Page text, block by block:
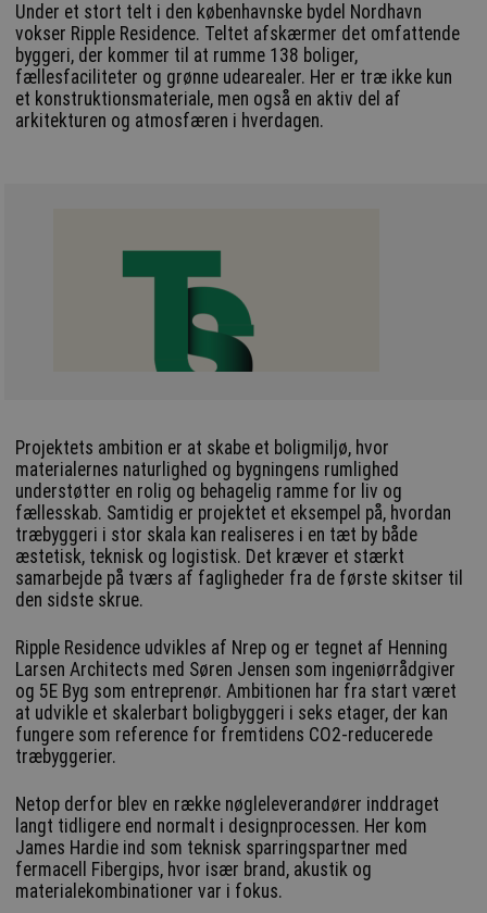
Under et stort telt i den københavnske bydel Nordhavn
vokser Ripple Residence. Teltet afskærmer det omfattende
byggeri, der kommer til at rumme 138 boliger,
fællesfaciliteter og grønne udearealer. Her er træ ikke kun
et konstruktionsmateriale, men også en aktiv del af
arkitekturen og atmosfæren i hverdagen.
Projektets ambition er at skabe et boligmiljø, hvor
materialernes naturlighed og bygningens rumlighed
understøtter en rolig og behagelig ramme for liv og
fællesskab. Samtidig er projektet et eksempel på, hvordan
træbyggeri i stor skala kan realiseres i en tæt by både
æstetisk, teknisk og logistisk. Det kræver et stærkt
samarbejde på tværs af fagligheder fra de første skitser til
den sidste skrue.
Ripple Residence udvikles af Nrep og er tegnet af Henning
Larsen Architects med Søren Jensen som ingeniørrådgiver
og 5E Byg som entreprenør. Ambitionen har fra start været
at udvikle et skalerbart boligbyggeri i seks etager, der kan
fungere som reference for fremtidens CO2-reducerede
træbyggerier.
Netop derfor blev en række nøgleleverandører inddraget
langt tidligere end normalt i designprocessen. Her kom
James Hardie ind som teknisk sparringspartner med
fermacell Fibergips, hvor især brand, akustik og
materialekombinationer var i fokus.